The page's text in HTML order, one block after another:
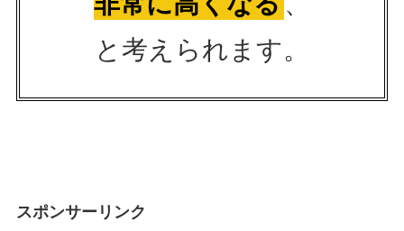
と考えられます。
スポンサーリンク